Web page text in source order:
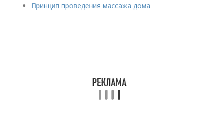
Принцип проведения массажа дома